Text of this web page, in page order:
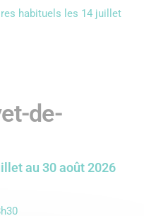
habituels les 14 juillet
de-
au 30 août 2026